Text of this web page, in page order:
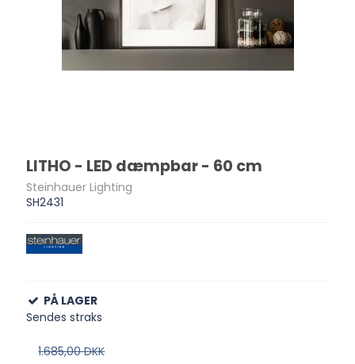
LITHO - LED dæmpbar - 60 cm
Steinhauer Lighting
SH2431
PÅ LAGER
Sendes straks
1.685,00 DKK